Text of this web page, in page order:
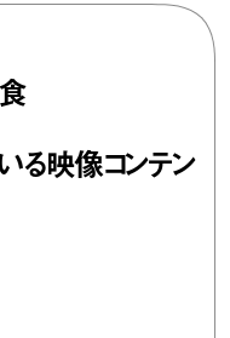
る映像コンテン